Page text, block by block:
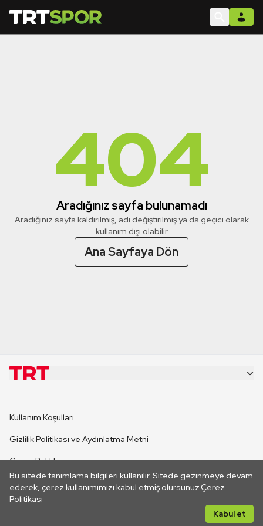
404
Aradığınız sayfa bulunamadı
Aradığınız sayfa kaldırılmış, adı değiştirilmiş ya da geçici olarak
kullanım dışı olabilir
Ana Sayfaya Dön
Bu sitede tanımlama bilgileri kullanılır. Sitede gezinmeye devam
ederek, çerez kullanımımızı kabul etmiş olursunuz.Çerez
Politikası
Kabul et
CANLI YAYINLAR
Kullanım Koşulları
Gizlilik Politikası ve Aydınlatma Metni
Çerez Politikası
İletişim
Her hakkı saklıdır. ©2026 TRT. Bağlantı yoluyla gidilen dış